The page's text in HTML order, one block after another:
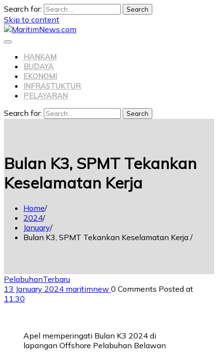
Search for:
Skip to content
HANKAM
BUDAYA
EKONOMI
INFRASTUKTUR
PELAYARAN
Search for: Search
Bulan K3, SPMT Tekankan
Keselamatan Kerja
Home
2024
January
Bulan K3, SPMT Tekankan Keselamatan Kerja
PelabuhanTerbaru
13 January 2024 maritimnew 0 Comments Posted at
11:30
Apel memperingati Bulan K3 2024 di
lapangan Offshore Pelabuhan Belawan